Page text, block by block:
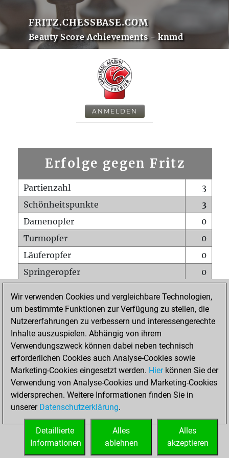
FRITZ.CHESSBASE.COM
Beauty Score Achievements - knmd
ANMELDEN
Erfolge gegen Fritz
Partienzahl
3
Schönheitspunkte
3
Damenopfer
0
Turmopfer
0
Läuferopfer
0
Springeropfer
0
Matt auf vollem Brett
0
Bauer setzt Matt
0
Erstickte Matts
Unterverwandlungen
Türme auf der siebten
0
STARTSEITE
Wir verwenden Cookies und vergleichbare Technologien,
um bestimmte Funktionen zur Verfügung zu stellen, die
Nutzererfahrungen zu verbessern und interessengerechte
Inhalte auszuspielen. Abhängig von ihrem
Verwendungszweck können dabei neben technisch
erforderlichen Cookies auch Analyse-Cookies sowie
Marketing-Cookies eingesetzt werden. Hierkönnen Sie der
Verwendung von Analyse-Cookies und Marketing-Cookies
widersprechen. Weitere Informationen finden Sie in
unserer Datenschutzerklärung.
Alles
akzeptieren
Alles
ablehnen
Detaillierte
Informationen